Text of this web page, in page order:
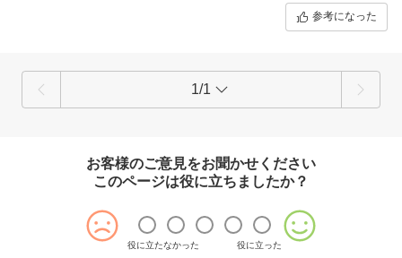
参考になった
1/1
お客様のご意見をお聞かせください
このページは役に立ちましたか？
役に立たなかった 役に立った